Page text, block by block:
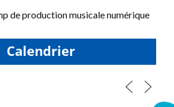
de production musicale numérique
Calendrier